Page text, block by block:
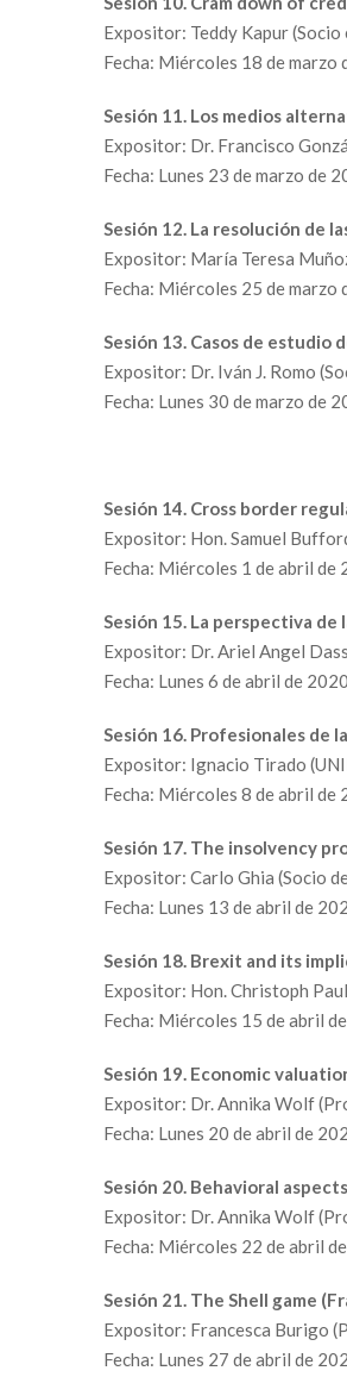
Expositor: Teddy Kapur (Socio
Fecha: Miércoles 18 de marzo
Sesión 11. Los medios
Expositor: Dr. Francisco
Fecha: Lunes 23 de marzo de
Sesión 12. La resolución de
Expositor: María Teresa
Fecha: Miércoles 25 de marzo
Sesión 13. Casos de estudio
Expositor: Dr. Iván J. Romo
Fecha: Lunes 30 de marzo de
Sesión 14. Cross border
Expositor: Hon. Samuel
Fecha: Miércoles 1 de abril de
Sesión 15. La perspectiva
Expositor: Dr. Ariel Angel
Fecha: Lunes 6 de abril de 2020
Sesión 16. Profesionales de
Expositor: Ignacio Tirado
Fecha: Miércoles 8 de abril de
Sesión 17. The insolvency
Expositor: Carlo Ghia (Socio
Fecha: Lunes 13 de abril de
Sesión 18. Brexit and its
Expositor: Hon. Christoph
Fecha: Miércoles 15 de abril
Sesión 19. Economic
Expositor: Dr. Annika Wolf
Fecha: Lunes 20 de abril de
Sesión 20. Behavioral
Expositor: Dr. Annika Wolf
Fecha: Miércoles 22 de abril
Sesión 21. The Shell game
Expositor: Francesca Burigo
Fecha: Lunes 27 de abril de